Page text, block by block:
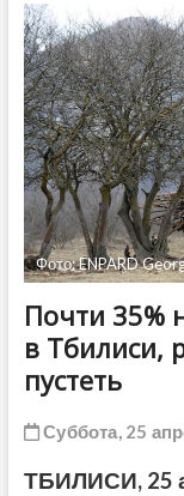
Фото: ENPARD
Почти 35%
в Тбилиси,
пустеть
Суббота, 25
ТБИЛИСИ, 25